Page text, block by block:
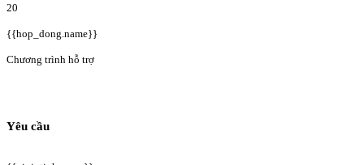
20
{{hop_dong.name}}
Chương trình hỗ trợ
Yêu cầu